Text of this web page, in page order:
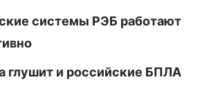
системы РЭБ работают
глушит и российские БПЛА